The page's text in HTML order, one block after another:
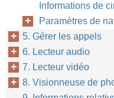
Informations de
Paramètres de
5. Gérer les appels
6. Lecteur audio
7. Lecteur vidéo
8. Visionneuse de